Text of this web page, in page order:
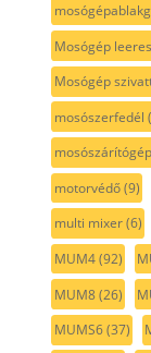
Mosógép
Mosógép
mosószerfedél
mosószárítógép
motorvédő(9)
multi mixer(6)
MUM4(92)
MUM8(26)
MUMS6(37)